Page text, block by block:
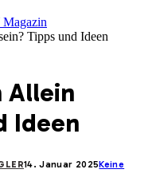
Tipps und Ideen
Allein
Ideen
14. Januar 2025Keine